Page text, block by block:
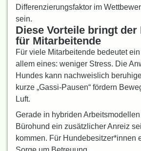
Differenzierungsfaktor im
sein.
Diese Vorteile bringt der
für Mitarbeitende
Für viele Mitarbeitende bedeutet
allem eines: weniger Stress. Die
Hundes kann nachweislich
kurze „Gassi-Pausen“ fördern
Luft.
Gerade in hybriden
Bürohund ein zusätzlicher Anreiz
kommen. Für Hundebesitzer*innen